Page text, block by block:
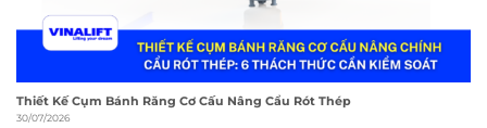
Thiết Kế Cụm Bánh Răng Cơ Cấu Nâng Cẩu Rót Thép
30/07/2026